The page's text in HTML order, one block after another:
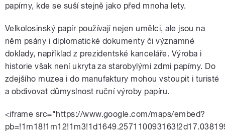
papírny, kde se suší stejně jako před mnoha lety.
Velkolosinský papír používají nejen umělci, ale jsou na
něm psány i diplomatické dokumenty či významné
doklady, například z prezidentské kanceláře. Výroba i
historie však není ukryta za starobylými zdmi papírny. Do
zdejšího muzea i do manufaktury mohou vstoupit i turisté
a obdivovat důmyslnost ruční výroby papíru.
<iframe src="https://www.google.com/maps/embed?